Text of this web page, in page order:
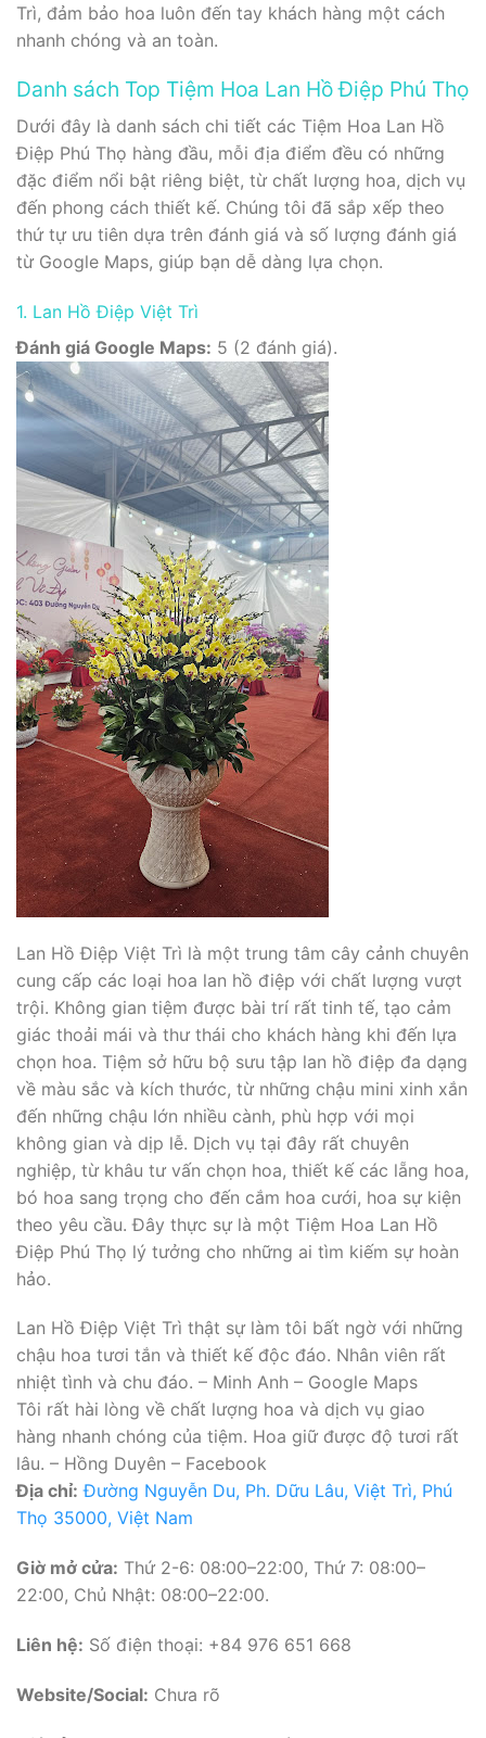
Trì, đảm bảo hoa luôn đến tay khách hàng một cách
nhanh chóng và an toàn.
Danh sách Top Tiệm Hoa Lan Hồ Điệp Phú Thọ
Dưới đây là danh sách chi tiết các Tiệm Hoa Lan Hồ
Điệp Phú Thọ hàng đầu, mỗi địa điểm đều có những
đặc điểm nổi bật riêng biệt, từ chất lượng hoa, dịch vụ
đến phong cách thiết kế. Chúng tôi đã sắp xếp theo
thứ tự ưu tiên dựa trên đánh giá và số lượng đánh giá
từ Google Maps, giúp bạn dễ dàng lựa chọn.
1. Lan Hồ Điệp Việt Trì
Đánh giá Google Maps: 5 (2 đánh giá).
Lan Hồ Điệp Việt Trì là một trung tâm cây cảnh chuyên
cung cấp các loại hoa lan hồ điệp với chất lượng vượt
trội. Không gian tiệm được bài trí rất tinh tế, tạo cảm
giác thoải mái và thư thái cho khách hàng khi đến lựa
chọn hoa. Tiệm sở hữu bộ sưu tập lan hồ điệp đa dạng
về màu sắc và kích thước, từ những chậu mini xinh xắn
đến những chậu lớn nhiều cành, phù hợp với mọi
không gian và dịp lễ. Dịch vụ tại đây rất chuyên
nghiệp, từ khâu tư vấn chọn hoa, thiết kế các lẵng hoa,
bó hoa sang trọng cho đến cắm hoa cưới, hoa sự kiện
theo yêu cầu. Đây thực sự là một Tiệm Hoa Lan Hồ
Điệp Phú Thọ lý tưởng cho những ai tìm kiếm sự hoàn
hảo.
Lan Hồ Điệp Việt Trì thật sự làm tôi bất ngờ với những
chậu hoa tươi tắn và thiết kế độc đáo. Nhân viên rất
nhiệt tình và chu đáo. – Minh Anh – Google Maps
Tôi rất hài lòng về chất lượng hoa và dịch vụ giao
hàng nhanh chóng của tiệm. Hoa giữ được độ tươi rất
lâu. – Hồng Duyên – Facebook
Địa chỉ: Đường Nguyễn Du, Ph. Dữu Lâu, Việt Trì, Phú
Thọ 35000, Việt Nam
Giờ mở cửa: Thứ 2-6: 08:00–22:00, Thứ 7: 08:00–
22:00, Chủ Nhật: 08:00–22:00.
Liên hệ: Số điện thoại: +84 976 651 668
Website/Social: Chưa rõ